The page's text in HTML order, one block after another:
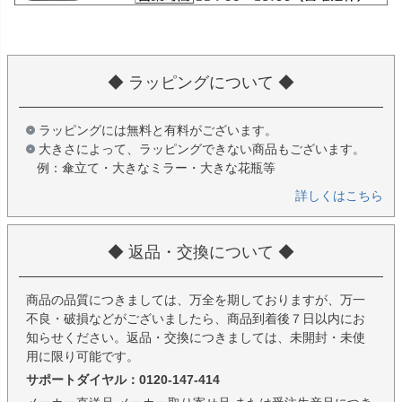
◆ ラッピングについて ◆
ラッピングには無料と有料がございます。
大きさによって、ラッピングできない商品もございます。
例：傘立て・大きなミラー・大きな花瓶等
詳しくはこちら
◆ 返品・交換について ◆
商品の品質につきましては、万全を期しておりますが、万一
不良・破損などがございましたら、商品到着後７日以内にお
知らせください。返品・交換につきましては、未開封・未使
用に限り可能です。
サポートダイヤル：0120-147-414